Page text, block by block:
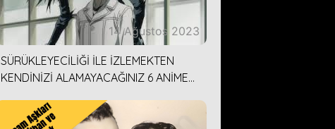
14 Ağustos 2023
SÜRÜKLEYECİLİĞİ İLE İZLEMEKTEN
KENDİNİZİ ALAMAYACAĞINIZ 6 ANİME